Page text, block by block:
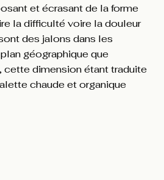
et écrasant de la forme
la difficulté voire la douleur
des jalons dans les
géographique que
cette dimension étant traduite
chaude et organique